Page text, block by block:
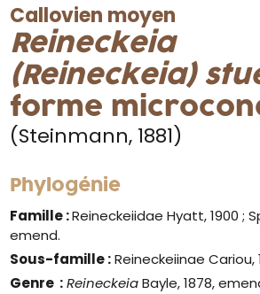
Callovien moyen
Reineckeia
(Reineckeia)
forme
(Steinmann, 1881)
Phylogénie
Famille :Reineckeiidae Hyatt, 1900 ;
emend.
Sous-famille :Reineckeiinae Cariou,
Genre : ReineckeiaBayle, 1878,